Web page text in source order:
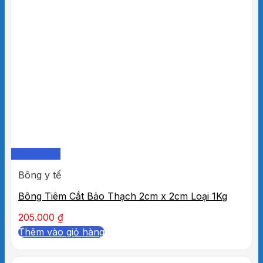
Bông y tế
Bông Tiêm Cắt Bảo Thạch 2cm x 2cm Loại 1Kg
205.000 ₫
Thêm vào giỏ hàng